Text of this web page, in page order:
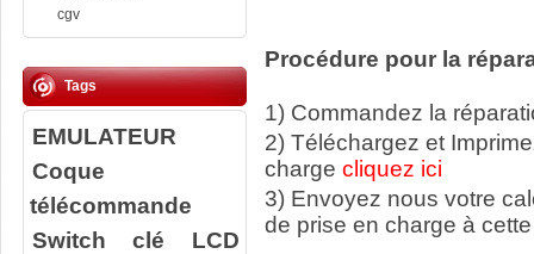
cgv
Tags
EMULATEUR
Coque
télécommande
Switch clé
LCD
Procédure pour la
1) Commandez la
2) Téléchargez et
charge cliquez ici
3) Envoyez nous votre
de prise en charge à